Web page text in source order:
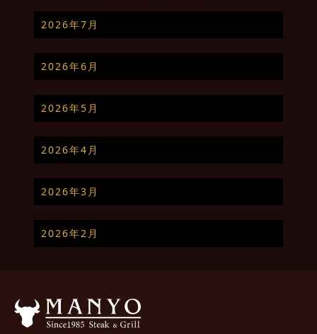
2026年7月
2026年6月
2026年5月
2026年4月
2026年3月
2026年2月